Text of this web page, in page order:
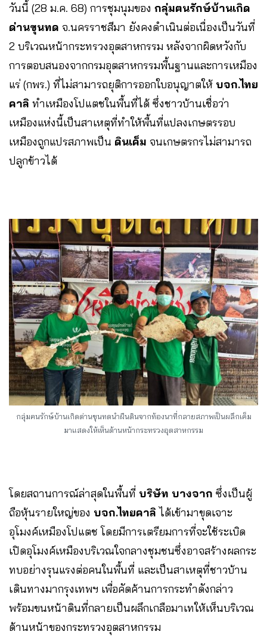
วันนี้ (28 ม.ค. 68) การชุมนุมของ กลุ่มฅนรักษ์บ้านเกิด
ด่านขุนทด จ.นครราชสีมา ยังคงดำเนินต่อเนื่องเป็นวันที่
2 บริเวณหน้ากระทรวงอุตสาหกรรม หลังจากผิดหวังกับ
การตอบสนองจากกรมอุตสาหกรรมพื้นฐานและการเหมือง
แร่ (กพร.) ที่ไม่สามารถยุติการออกใบอนุญาตให้ บจก.ไทย
คาลิ ทำเหมืองโปแตชในพื้นที่ได้ ซึ่งชาวบ้านเชื่อว่า
เหมืองแห่งนี้เป็นสาเหตุที่ทำให้พื้นที่แปลงเกษตรรอบ
เหมืองถูกแปรสภาพเป็น ดินเค็ม จนเกษตรกรไม่สามารถ
ปลูกข้าวได้
กลุ่มฅนรักษ์บ้านเกิดด่านขุนทดนำผืนดินจากท้องนาที่กลายสภาพเป็นผลึกเค็ม
มาแสดงให้เห็นด้านหน้ากระทรวงอุตสาหกรรม
โดยสถานการณ์ล่าสุดในพื้นที่ บริษัท บางจาก ซึ่งเป็นผู้
ถือหุ้นรายใหญ่ของ บจก.ไทยคาลิ ได้เข้ามาขุดเจาะ
อุโมงค์เหมืองโปแตช โดยมีการเตรียมการที่จะใช้ระเบิด
เปิดอุโมงค์เหมืองบริเวณใจกลางชุมชนซึ่งอาจสร้างผลกระ
ทบอย่างรุนแรงต่อคนในพื้นที่ และเป็นสาเหตุที่ชาวบ้าน
เดินทางมากรุงเทพฯ​ เพื่อคัดค้านการกระทำดังกล่าว
พร้อมขนหน้าดินที่กลายเป็นผลึกเกลือมาเทให้เห็นบริเวณ
ด้านหน้าของกระทรวงอุตสาหกรรม